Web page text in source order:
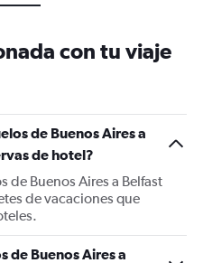
con tu viaje
de Buenos Aires a
de hotel?
de Buenos Aires a Belfast
de vacaciones que
de Buenos Aires a